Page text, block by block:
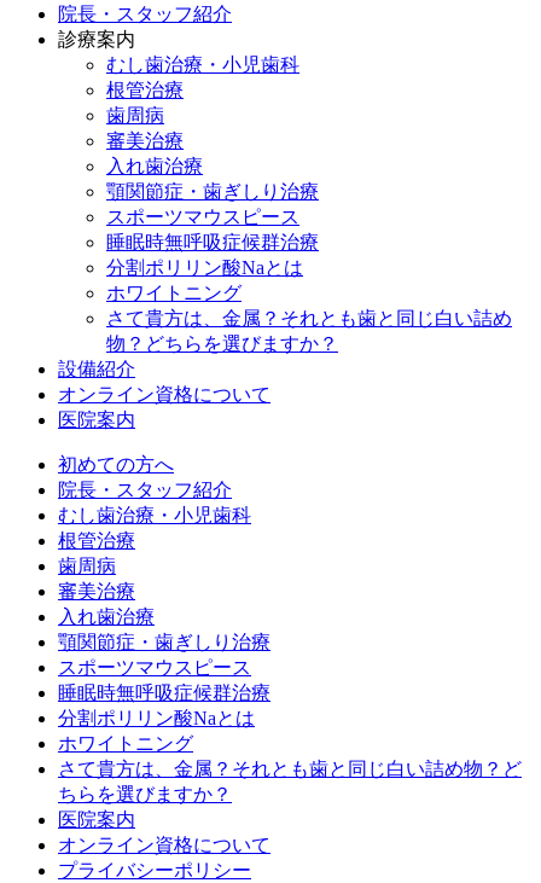
院長・スタッフ紹介
診療案内
むし歯治療・小児歯科
根管治療
歯周病
審美治療
入れ歯治療
顎関節症・歯ぎしり治療
スポーツマウスピース
睡眠時無呼吸症候群治療
分割ポリリン酸Naとは
ホワイトニング
さて貴方は、金属？それとも歯と同じ白い詰め
物？どちらを選びますか？
設備紹介
オンライン資格について
医院案内
初めての方へ
院長・スタッフ紹介
むし歯治療・小児歯科
根管治療
歯周病
審美治療
入れ歯治療
顎関節症・歯ぎしり治療
スポーツマウスピース
睡眠時無呼吸症候群治療
分割ポリリン酸Naとは
ホワイトニング
さて貴方は、金属？それとも歯と同じ白い詰め物？ど
ちらを選びますか？
医院案内
オンライン資格について
プライバシーポリシー